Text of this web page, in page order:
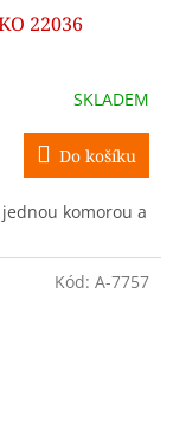
22036
SKLADEM
Do košíku
komorou a
Kód: A-7757